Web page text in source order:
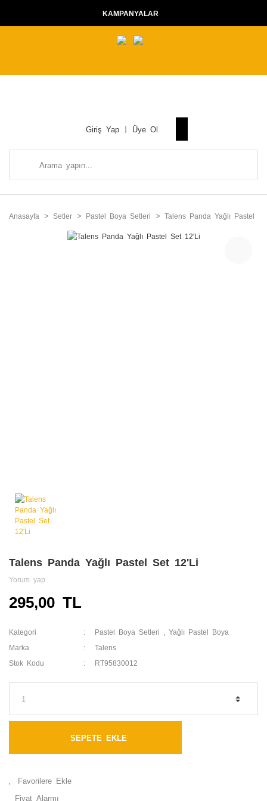
KAMPANYALAR
Giriş Yap Üye Ol
Anasayfa Setler Pastel Boya Setleri Talens Panda Yağlı Pastel
Talens Panda Yağlı Pastel Set 12'Li
Yorum yap
295,00 TL
Kategori Pastel Boya Setleri ,Yağlı Pastel Boya
Marka Talens
Stok Kodu RT95830012
SEPETE EKLE
Fiyat Alarmı